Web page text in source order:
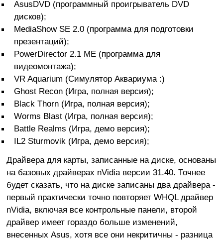
AsusDVD (программный проигрыватель DVD
дисков);
MediaShow SE 2.0 (программа для подготовки
презентаций);
PowerDirector 2.1 ME (программа для
видеомонтажа);
VR Aquarium (Симулятор Аквариума :)
Ghost Recon (Игра, полная версия);
Black Thorn (Игра, полная версия);
Worms Blast (Игра, полная версия);
Battle Realms (Игра, демо версия);
IL2 Sturmovik (Игра, демо версия);
Драйвера для карты, записанные на диске, основаны
на базовых драйверах nVidia версии 31.40. Точнее
будет сказать, что на диске записаны два драйвера -
первый практически точно повторяет WHQL драйвер
nVidia, включая все контрольные панели, второй
драйвер имеет гораздо больше изменений,
внесенных Asus, хотя все они некритичны - разница